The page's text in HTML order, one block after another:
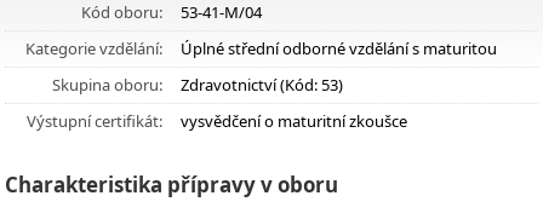
Kód oboru:
53-41-M/04
Kategorie vzdělání:
Úplné střední odborné vzdělání s maturitou
Skupina oboru:
Zdravotnictví (Kód: 53)
Výstupní certifikát:
vysvědčení o maturitní zkoušce
Charakteristika přípravy v oboru